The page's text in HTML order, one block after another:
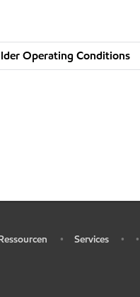
Operating Conditions
• Services • •